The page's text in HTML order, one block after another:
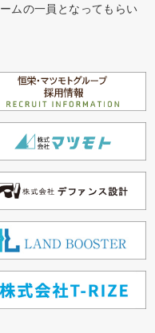
ムの一員となってもらい